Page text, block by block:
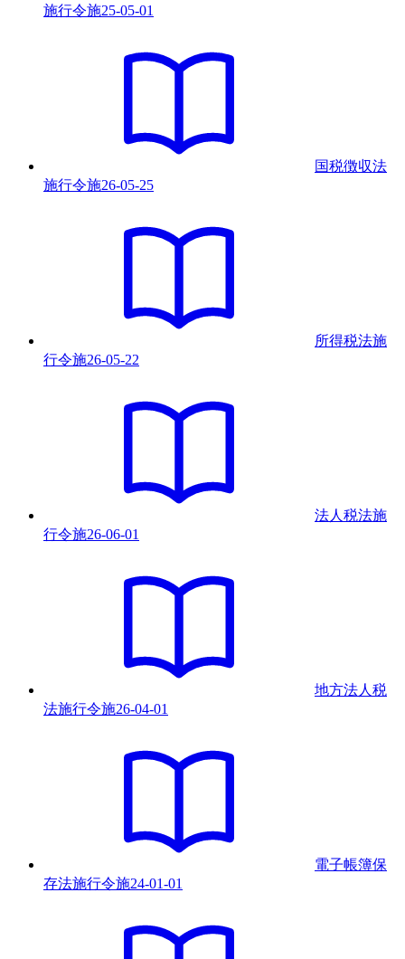
施行令施25-05-01
国税徴収法
施行令施26-05-25
所得税法施
行令施26-05-22
法人税法施
行令施26-06-01
地方法人税
法施行令施26-04-01
電子帳簿保
存法施行令施24-01-01